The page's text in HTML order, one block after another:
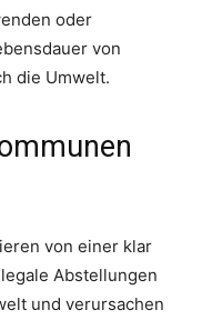
oder
von
die Umwelt.
von einer klar
Abstellungen
und verursachen